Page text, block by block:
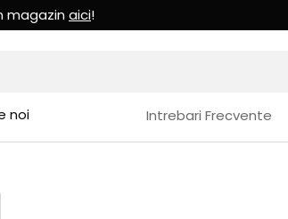
magazin aici!
noi Intrebari Frecvente